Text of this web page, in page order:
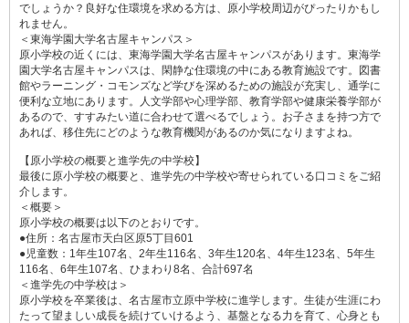
でしょうか？良好な住環境を求める方は、原小学校周辺がぴったりかもし
れません。
＜東海学園大学名古屋キャンパス＞
原小学校の近くには、東海学園大学名古屋キャンパスがあります。東海学
園大学名古屋キャンパスは、閑静な住環境の中にある教育施設です。図書
館やラーニング・コモンズなど学びを深めるための施設が充実し、通学に
便利な立地にあります。人文学部や心理学部、教育学部や健康栄養学部が
あるので、すすみたい道に合わせて選べるでしょう。お子さまを持つ方で
あれば、移住先にどのような教育機関があるのか気になりますよね。
【原小学校の概要と進学先の中学校】
最後に原小学校の概要と、進学先の中学校や寄せられている口コミをご紹
介します。
＜概要＞
原小学校の概要は以下のとおりです。
●住所：名古屋市天白区原5丁目601
●児童数：1年生107名、2年生116名、3年生120名、4年生123名、5年生
116名、6年生107名、ひまわり8名、合計697名
＜進学先の中学校は＞
原小学校を卒業後は、名古屋市立原中学校に進学します。生徒が生涯にわ
たって望ましい成長を続けていけるよう、基盤となる力を育て、心身とも